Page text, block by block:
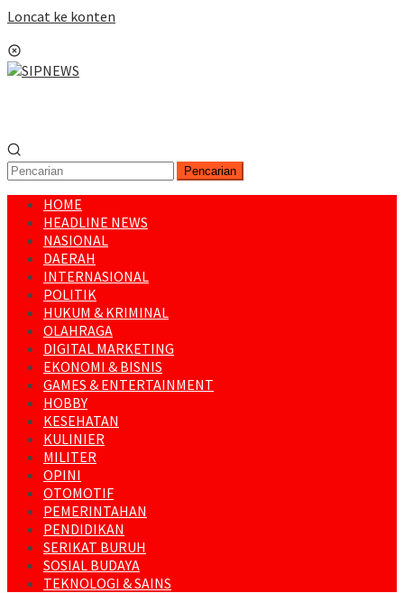
Loncat ke konten
Pencarian
HOME
HEADLINE NEWS
NASIONAL
DAERAH
INTERNASIONAL
POLITIK
HUKUM & KRIMINAL
OLAHRAGA
DIGITAL MARKETING
EKONOMI & BISNIS
GAMES & ENTERTAINMENT
HOBBY
KESEHATAN
KULINIER
MILITER
OPINI
OTOMOTIF
PEMERINTAHAN
PENDIDIKAN
SERIKAT BURUH
SOSIAL BUDAYA
TEKNOLOGI & SAINS